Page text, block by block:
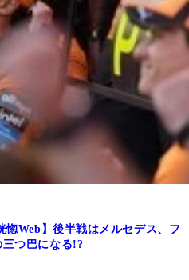
惚Web】後半戦はメルセデス、フ
三つ巴になる!?